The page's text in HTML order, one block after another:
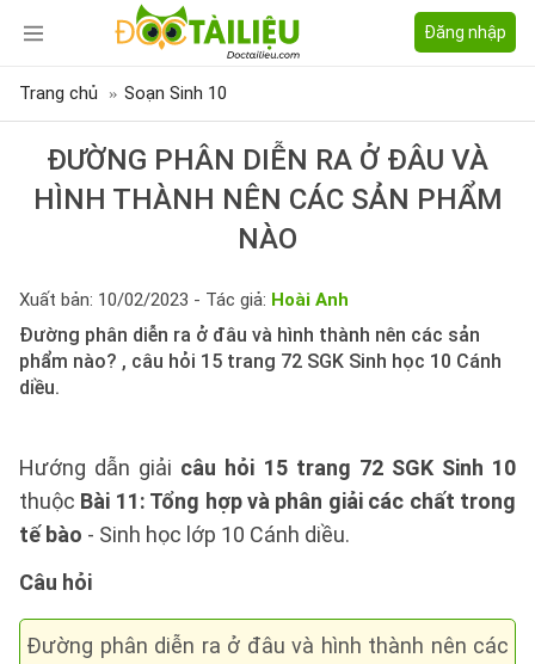
Đăng nhập
Trang chủ Soạn Sinh 10
ĐƯỜNG PHÂN DIỄN RA Ở ĐÂU VÀ
HÌNH THÀNH NÊN CÁC SẢN PHẨM
NÀO
Xuất bản: 10/02/2023 - Tác giả: Hoài Anh
Đường phân diễn ra ở đâu và hình thành nên các sản
phẩm nào? , câu hỏi 15 trang 72 SGK Sinh học 10 Cánh
diều.
Hướng dẫn giải câu hỏi 15 trang 72 SGK Sinh 10
thuộc Bài 11: Tổng hợp và phân giải các chất trong
tế bào - Sinh học lớp 10 Cánh diều.
Câu hỏi
Đường phân diễn ra ở đâu và hình thành nên các